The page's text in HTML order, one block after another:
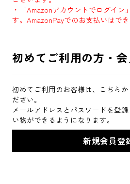
・「Amazonアカウントでログイン
す。AmazonPayでのお支払いはでき
初めてご利用の方・
初めてご利用のお客様は、こちら
ださい。
メールアドレスとパスワードを登
い物ができるようになります。